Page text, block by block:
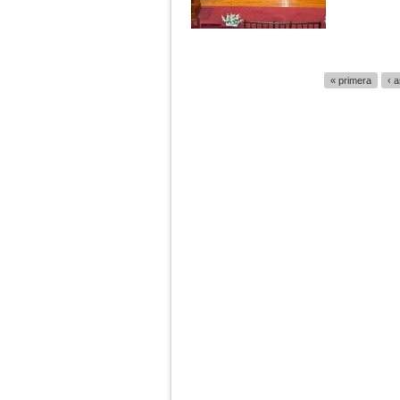
« primera ‹